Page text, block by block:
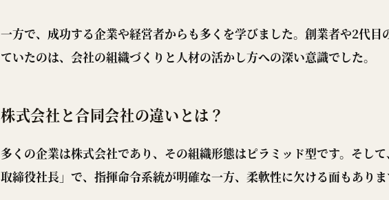
一方で、成功する企業や経営者からも多くを学びました。創業者や2代目
ていたのは、会社の組織づくりと人材の活かし方への深い意識でした。
株式会社と合同会社の違いとは？
多くの企業は株式会社であり、その組織形態はピラミッド型です。そし
取締役社長」で、指揮命令系統が明確な一方、柔軟性に欠ける面もありま